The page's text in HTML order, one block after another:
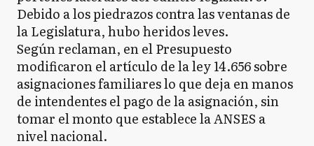
Debido a los piedrazos contra las ventanas de
la Legislatura, hubo heridos leves.
Según reclaman, en el Presupuesto
modificaron el artículo de la ley 14.656 sobre
asignaciones familiares lo que deja en manos
de intendentes el pago de la asignación, sin
tomar el monto que establece la ANSES a
nivel nacional.